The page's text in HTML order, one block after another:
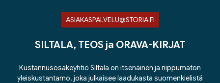
ASIAKASPALVELU@STORIA.FI
SILTALA, TEOS ja ORAVA-KIRJAT
Kustannusosakeyhtiö Siltala on itsenäinen ja riippumaton
yleiskustantamo, joka julkaisee laadukasta suomenkielistä